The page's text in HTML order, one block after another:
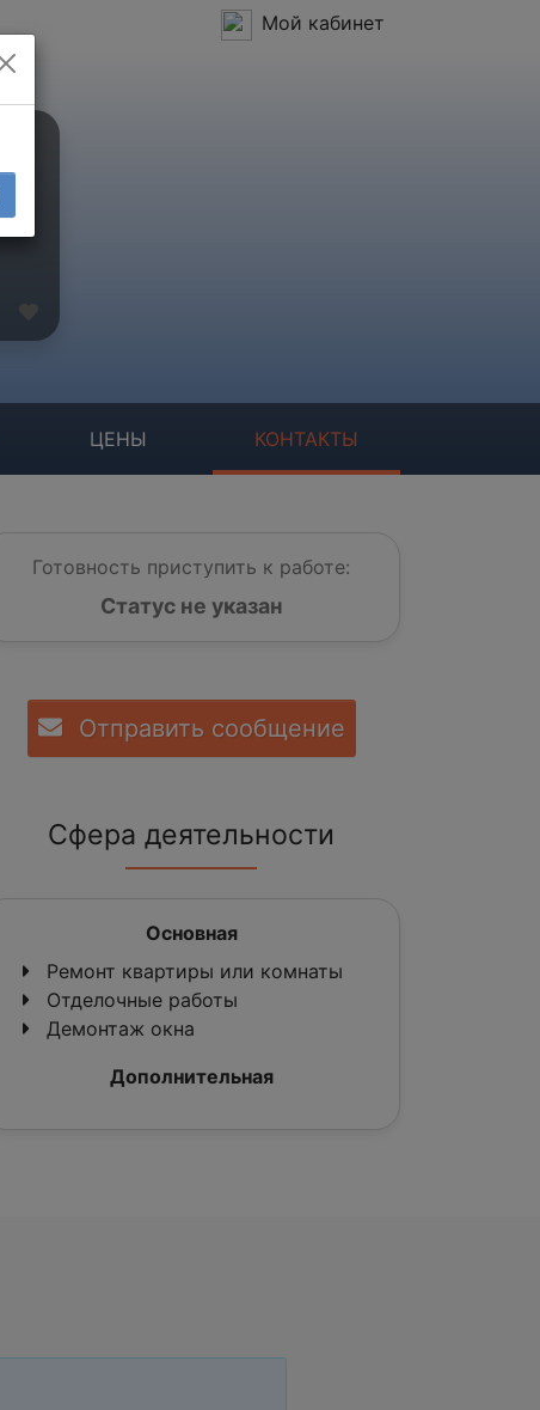
Мой кабинет
ЦЕНЫ КОНТАКТЫ
Готовность приступить к работе:
Статус не указан
Отправить сообщение
Сфера деятельности
Основная
Ремонт квартиры или комнаты
Отделочные работы
Демонтаж окна
Дополнительная